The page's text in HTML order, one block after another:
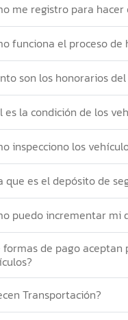
me registro para hacer
funciona el proceso de
son los honorarios
es la condición de los
inspecciono los
que es el depósito de
puedo incrementar mi
formas de pago aceptan
Transportación?